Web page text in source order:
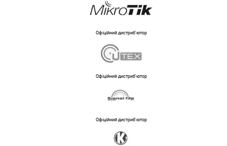
Офіційний дистриб'ютор
Офіційний дистриб'ютор
Офіційний дистриб'ютор